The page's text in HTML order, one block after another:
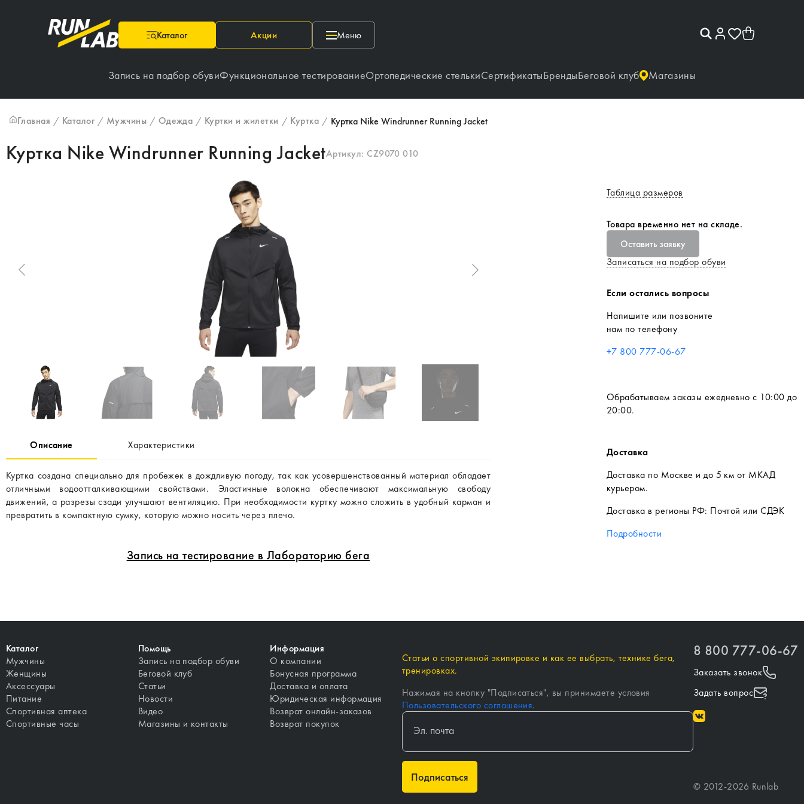
Каталог Акции Меню
Запись на подбор обувиФункциональное тестированиеОртопедические стелькиСертификатыБрендыБеговой клуб Магазины
Главная / Каталог / Мужчины / Одежда / Куртки и жилетки / Куртка / Куртка Nike Windrunner Running Jacket
Куртка Nike Windrunner Running JacketАртикул: CZ9070 010
Описание Характеристики
Куртка создана специально для пробежек в дождливую погоду, так как усовершенствованный материал обладает
отличными водоотталкивающими свойствами. Эластичные волокна обеспечивают максимальную свободу
движений, а разрезы сзади улучшают вентиляцию. При необходимости куртку можно сложить в удобный карман и
превратить в компактную сумку, которую можно носить через плечо.
Запись на тестирование в Лабораторию бега
Таблица размеров
Товара временно нет на складе.
Оставить заявку
Записаться на подбор обуви
Если остались вопросы
Напишите или позвоните
нам по телефону
+7 800 777-06-67
Обрабатываем заказы ежедневно с 10:00 до
20:00.
Доставка
Доставка по Москве и до 5 км от МКАД
курьером.
Доставка в регионы РФ: Почтой или СДЭК
Подробности
Каталог
Мужчины
Женщины
Аксессуары
Питание
Спортивная аптека
Спортивные часы
Помощь
Запись на подбор обуви
Беговой клуб
Статьи
Новости
Видео
Магазины и контакты
Информация
О компании
Бонусная программа
Доставка и оплата
Юридическая информация
Возврат онлайн-заказов
Возврат покупок
Статьи о спортивной экипировке и как ее выбрать, технике бега,
тренировках.
Нажимая на кнопку "Подписаться", вы принимаете условия
Пользовательского соглашения.
Подписаться
8 800 777-06-67
Заказать звонок
Задать вопрос
© 2012-2026 Runlab